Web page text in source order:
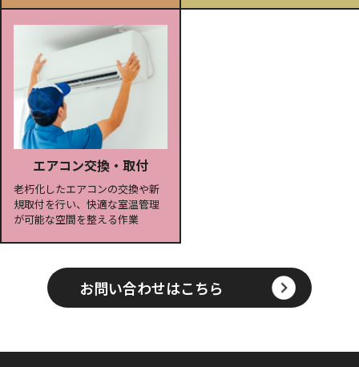
エアコン交換・取付
老朽化したエアコンの交換や新
規取付を行い、快適な室温管理
が可能な空間を整える作業
お問い合わせはこちら